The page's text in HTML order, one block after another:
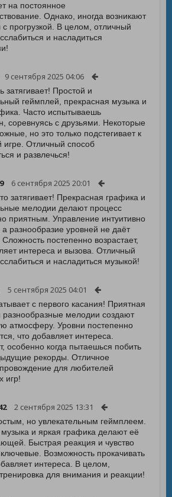
на постоянное
Однако, иногда возникают
прогрузкой. В целом, отличный
и насладиться
9 сентября 2025 04:06
затягивает! Простой и
геймплей, прекрасная музыка и
Часто испытываешь
соревнуясь с друзьями. Некоторые
но это только подстегивает к
игре. Отличный способ
и развлечься!
6 сентября 2025 20:01
затягивает! Прекрасная графика и
мелодии делают процесс
приятным. Управление интуитивно
а разнообразие уровней не даёт
Сложность постепенно возрастает,
интереса и вызова. Отличный
и насладиться музыкой!
5 сентября 2025 04:01
с первого касания! Приятная
разнообразные мелодии создают
атмосферу. Уровни постепенно
что добавляет интереса.
особенно когда пытаешься побить
рекорды. Отличное
для любителей
игр!
2 сентября 2025 13:31
но увлекательным геймплеем.
и яркая графика делают её
Быстрая реакция и чувство
Возможность прокачивать
интереса. В целом,
для внимания и реакции!